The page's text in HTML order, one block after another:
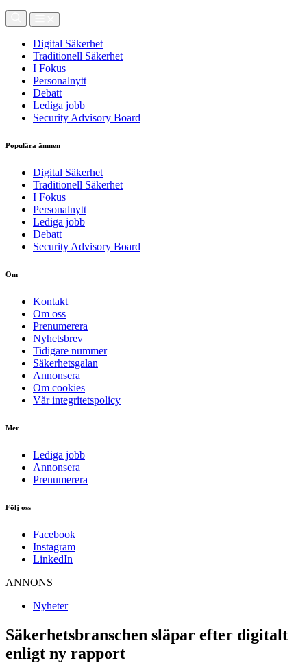
Digital Säkerhet
Traditionell Säkerhet
I Fokus
Personalnytt
Debatt
Lediga jobb
Security Advisory Board
Populära ämnen
Digital Säkerhet
Traditionell Säkerhet
I Fokus
Personalnytt
Lediga jobb
Debatt
Security Advisory Board
Om
Kontakt
Om oss
Prenumerera
Nyhetsbrev
Tidigare nummer
Säkerhetsgalan
Annonsera
Om cookies
Vår integritetspolicy
Mer
Lediga jobb
Annonsera
Prenumerera
Följ oss
Facebook
Instagram
LinkedIn
ANNONS
Nyheter
Säkerhetsbranschen släpar efter digitalt
enligt ny rapport